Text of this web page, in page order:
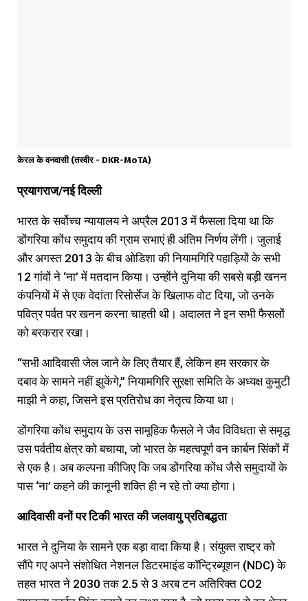
केरल के वनवासी (तस्वीर - DKR-MoTA)
प्रयागराज/नई दिल्ली
भारत के सर्वोच्च न्यायालय ने अप्रैल 2013 में फैसला दिया था कि
डोंगरिया कोंध समुदाय की ग्राम सभाएं ही अंतिम निर्णय लेंगी। जुलाई
और अगस्त 2013 के बीच ओडिशा की नियामगिरि पहाड़ियों के सभी
12 गांवों ने ‘ना’ में मतदान किया। उन्होंने दुनिया की सबसे बड़ी खनन
कंपनियों में से एक वेदांता रिसोर्सेज के खिलाफ वोट दिया, जो उनके
पवित्र पर्वत पर खनन करना चाहती थी। अदालत ने इन सभी फैसलों
को बरकरार रखा।
“सभी आदिवासी जेल जाने के लिए तैयार हैं, लेकिन हम सरकार के
दबाव के सामने नहीं झुकेंगे,” नियामगिरि सुरक्षा समिति के अध्यक्ष कुमुटी
माझी ने कहा, जिसने इस प्रतिरोध का नेतृत्व किया था।
डोंगरिया कोंध समुदाय के उस सामूहिक फैसले ने जैव विविधता से समृद्ध
उस पर्वतीय क्षेत्र को बचाया, जो भारत के महत्वपूर्ण वन कार्बन सिंकों में
से एक है। अब कल्पना कीजिए कि जब डोंगरिया कोंध जैसे समुदायों के
पास ‘ना’ कहने की कानूनी शक्ति ही न रहे तो क्या होगा।
आदिवासी वनों पर टिकी भारत की जलवायु प्रतिबद्धता
भारत ने दुनिया के सामने एक बड़ा वादा किया है। संयुक्त राष्ट्र को
सौंपे गए अपने संशोधित नेशनल डिटरमाइंड कॉन्ट्रिब्यूशन (NDC) के
तहत भारत ने 2030 तक 2.5 से 3 अरब टन अतिरिक्त CO2